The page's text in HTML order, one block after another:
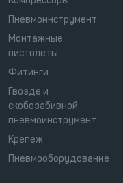
Пневмоинструмент
Монтажные
пистолеты
Фитинги
Гвозде и
скобозабивной
пневмоинструмент
Крепеж
Пневмооборудование